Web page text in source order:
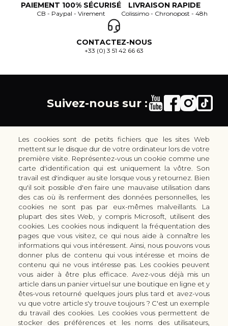
PAIEMENT 100% SÉCURISÉ
CB - Paypal - Virement
LIVRAISON RAPIDE
Colissimo - Chronopost - 48h
CONTACTEZ-NOUS
+33 (0) 3 51 42 66 63
Suivez-nous sur :
30 rue Colbert - 51100 REIMS - France
coutellerie.champenoise@gmail.com
+33 (0) 3 51 42 66 63
Boutique
LES GAMMES DE COUTEAUX KAI
LES ACCESSOIRES DE CUISINE KAI
CUTTERS & CISEAUX KAI
LES SERVICES/PRESTATIONS
Bon à savoir
Manuel d'aiguisage & entretien
Histoire du couteau japonais
Forme de lame
Nous connaitre
Qui sommes-nous ?
Moyens de paiement
Modes de livraison
Les cookies sont de petits fichiers que les sites Web
mettent sur le disque dur de votre ordinateur lors de votre
première visite. Représentez-vous un cookie comme une
carte d'identification qui est uniquement la vôtre. Son
travail est d'indiquer au site lorsque vous y retournez. Bien
qu'il soit possible d'en faire une mauvaise utilisation dans
des cas où ils renferment des données personnelles, les
cookies ne sont pas par eux-mêmes malveillants. La
plupart des sites Web, y compris Microsoft, utilisent des
cookies. Les cookies nous indiquent la fréquentation des
pages que vous visitez, ce qui nous aide à connaître les
informations qui vous intéressent. Ainsi, nous pouvons vous
donner plus de contenu qui vous intéresse et moins de
contenu qui ne vous intéresse pas. Les cookies peuvent
vous aider à être plus efficace. Avez-vous déjà mis un
article dans un panier virtuel sur une boutique en ligne et y
êtes-vous retourné quelques jours plus tard et avez-vous
vu que votre article s'y trouve toujours ? C'est un exemple
du travail des cookies. Les cookies vous permettent de
stocker des préférences et les noms des utilisateurs,